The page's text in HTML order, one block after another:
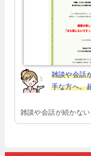
雑談や会話
手な方へ。
雑談や会話が続かな